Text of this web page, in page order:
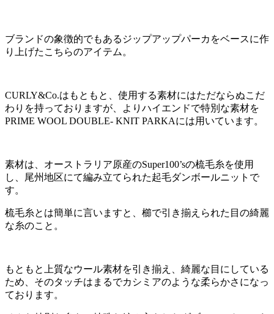
ブランドの象徴的でもあるジップアップパーカをベースに作
り上げたこちらのアイテム。
CURLY&Co.はもともと、使用する素材にはただならぬこだ
わりを持っておりますが、よりハイエンドで特別な素材を
PRIME WOOL DOUBLE- KNIT PARKAには用いています。
素材は、オーストラリア原産のSuper100’sの梳毛糸を使用
し、尾州地区にて編み立てられた起毛ダンボールニットで
す。
梳毛糸とは簡単に言いますと、櫛で引き揃えられた目の綺麗
な糸のこと。
もともと上質なウール素材を引き揃え、綺麗な目にしている
ため、そのタッチはまるでカシミアのような柔らかさになっ
ております。